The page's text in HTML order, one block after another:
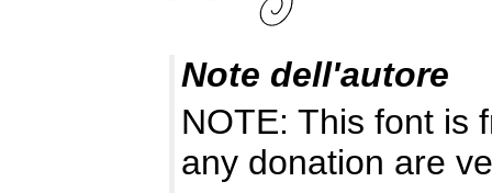
Note dell'autore
NOTE: This font is
any donation are